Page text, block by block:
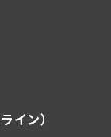
イン）